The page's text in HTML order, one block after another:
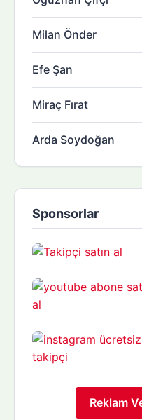
Milan Önder
Efe Şan
Miraç Fırat
Arda Soydoğan
Sponsorlar
Reklam